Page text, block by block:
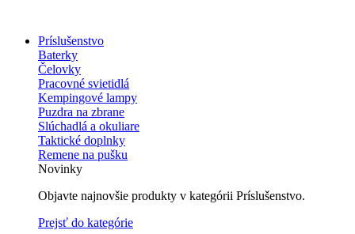
Príslušenstvo
Baterky
Čelovky
Pracovné svietidlá
Kempingové lampy
Puzdra na zbrane
Slúchadlá a okuliare
Taktické doplnky
Remene na pušku
Novinky
Objavte najnovšie produkty v kategórii Príslušenstvo.
Prejsť do kategórie